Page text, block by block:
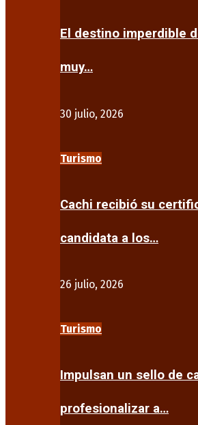
El destino imperdible
muy…
30 julio, 2026
Turismo
Cachi recibió su
candidata a los…
26 julio, 2026
Turismo
Impulsan un sello de
profesionalizar a…